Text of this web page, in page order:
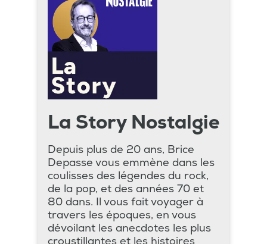
La Story Nostalgie
Depuis plus de 20 ans, Brice
Depasse vous emmène dans les
coulisses des légendes du rock,
de la pop, et des années 70 et
80 dans. Il vous fait voyager à
travers les époques, en vous
dévoilant les anecdotes les plus